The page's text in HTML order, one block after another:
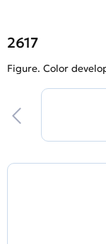
2617
Figure. Color